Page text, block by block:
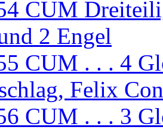
CUM
2 Engel
CUM . . . 4
Felix
CUM . . . 3